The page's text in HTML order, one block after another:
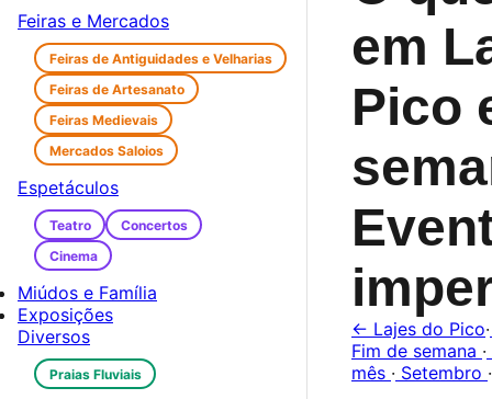
em
Pico
← Lajes do Pico·
Fim de semana ·
mês · Setembro ·
Feiras e Mercados
Feiras de Antiguidades e Velharias
Feiras de Artesanato
Feiras Medievais
Mercados Saloios
Espetáculos
Teatro
Concertos
Cinema
Miúdos e Família
Exposições
Diversos
Praias Fluviais